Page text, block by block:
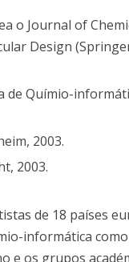
o Journal of
Design
de Químio-
2003.
2003.
de 18 países
informática
e os grupos